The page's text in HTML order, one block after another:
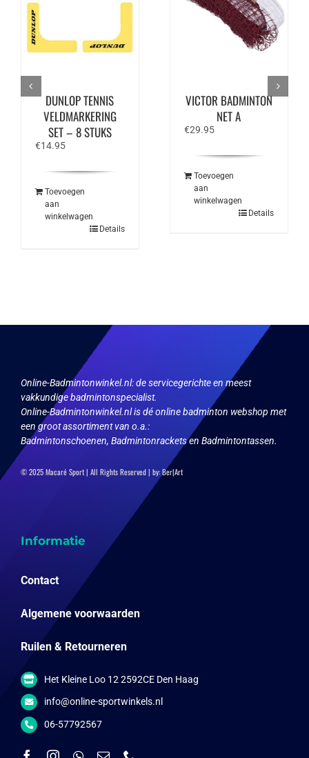
DUNLOP TENNIS
VELDMARKERING
SET – 8 STUKS
€14.95
Toevoegen
aan
winkelwagen
Details
VICTOR BADMINTON
NET A
€29.95
Toevoegen
aan
winkelwagen
Details
Online-Badmintonwinkel.nl:de servicegerichte en meest
vakkundige badmintonspecialist.
Online-Badmintonwinkel.nl is dé online badminton webshop met
een groot assortiment van o.a.:
Badmintonschoenen, Badmintonrackets en Badmintontassen.
© 2025 Macaré Sport | All Rights Reserved | by:Ber|Art
Informatie
Contact
Algemene voorwaarden
Ruilen & Retourneren
Het Kleine Loo 12 2592CE Den Haag
info@online-sportwinkels.nl
06-57792567